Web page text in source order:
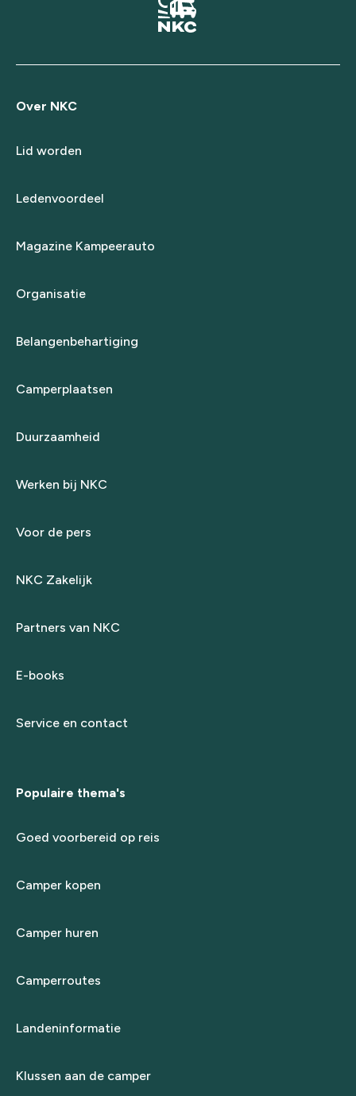
Over NKC
Lid worden
Ledenvoordeel
Magazine Kampeerauto
Organisatie
Belangenbehartiging
Camperplaatsen
Duurzaamheid
Werken bij NKC
Voor de pers
NKC Zakelijk
Partners van NKC
E-books
Service en contact
Populaire thema's
Goed voorbereid op reis
Camper kopen
Camper huren
Camperroutes
Landeninformatie
Klussen aan de camper